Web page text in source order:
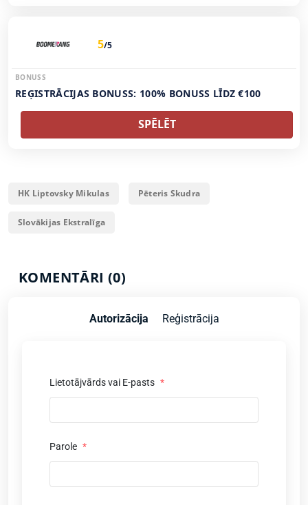
5/5
BONUSS
REĢISTRĀCIJAS BONUSS: 100% BONUSS LĪDZ €100
SPĒLĒT
HK Liptovsky Mikulas Pēteris Skudra
Slovākijas Ekstralīga
KOMENTĀRI (0)
Autorizācija Reģistrācija
Lietotājvārds vai E-pasts *
Parole *